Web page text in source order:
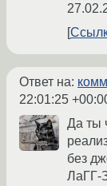
Ответ на:
22:01:25
Да ты
без
ЛаГГ-